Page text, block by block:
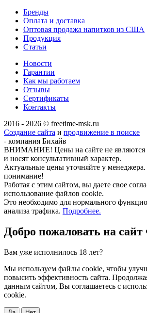
Бренды
Оплата и доставка
Оптовая продажа напитков из США
Продукция
Статьи
Новости
Гарантии
Как мы работаем
Отзывы
Сертификаты
Контакты
2016 - 2026 © freetime-msk.ru
Создание сайта и продвижение в поиске
- компания Бихайв
ВНИМАНИЕ! Цены на сайте не являются
и носят консультативный характер.
Актуальные цены уточняйте у менеджера.
понимание!
Работая с этим сайтом, вы даете свое
использование файлов cookie.
Это необходимо для нормального
анализа трафика. Подробнее.
Добро пожаловать на сайт
Вам уже исполнилось 18 лет?
Мы используем файлы cookie, чтобы
повысить эффективность сайта.
данным сайтом, Вы соглашаетесь с
cookie.